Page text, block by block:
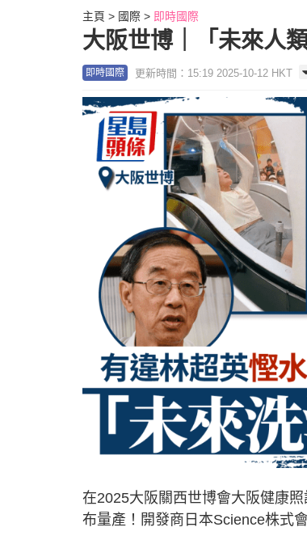
主頁 國際 即時國際
大阪世博｜「未來人
即時國際 更新時間：15:19 2025-10-12 HKT
在2025大阪關西世博會大阪健康
布量產！開發商日本Science株式